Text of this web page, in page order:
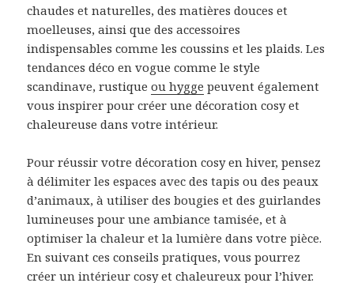
chaudes et naturelles, des matières douces et
moelleuses, ainsi que des accessoires
indispensables comme les coussins et les plaids. Les
tendances déco en vogue comme le style
scandinave, rustiqueou hygge peuvent également
vous inspirer pour créer une décoration cosy et
chaleureuse dans votre intérieur.
Pour réussir votre décoration cosy en hiver, pensez
à délimiter les espaces avec des tapis ou des peaux
d’animaux, à utiliser des bougies et des guirlandes
lumineuses pour une ambiance tamisée, et à
optimiser la chaleur et la lumière dans votre pièce.
En suivant ces conseils pratiques, vous pourrez
créer un intérieur cosy et chaleureux pour l’hiver.